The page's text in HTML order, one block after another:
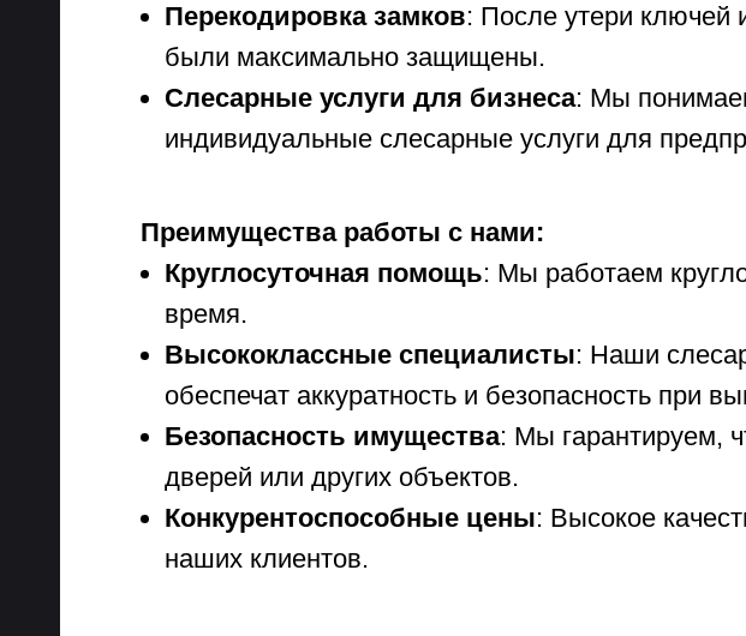
Перекодировка замков: После утери ключей
были максимально защищены.
Слесарные услуги для бизнеса: Мы
индивидуальные слесарные услуги для
Преимущества работы с нами:
Круглосуточная помощь: Мы работаем
время.
Высококлассные специалисты: Наши
обеспечат аккуратность и безопасность при
Безопасность имущества: Мы гарантируем,
дверей или других объектов.
Конкурентоспособные цены: Высокое
наших клиентов.